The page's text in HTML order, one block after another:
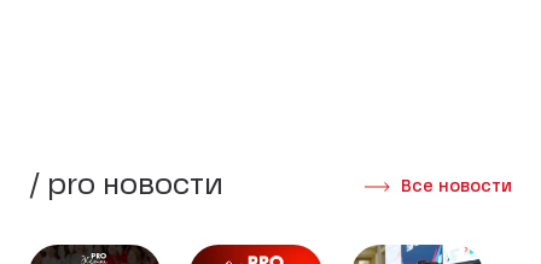
/ pro новости Все новости